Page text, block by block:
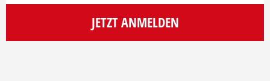
JETZT ANMELDEN